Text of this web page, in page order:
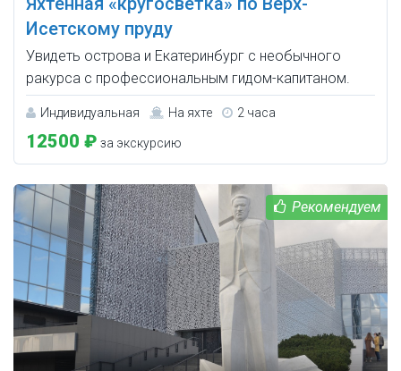
Исетскому пруду
Увидеть острова и Екатеринбург с необычного
ракурса c профессиональным гидом-капитаном.
Индивидуальная На яхте 2 часа
12500 ₽ за экскурсию